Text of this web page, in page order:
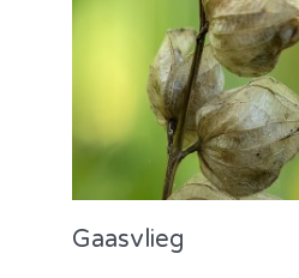
Gaasvlieg